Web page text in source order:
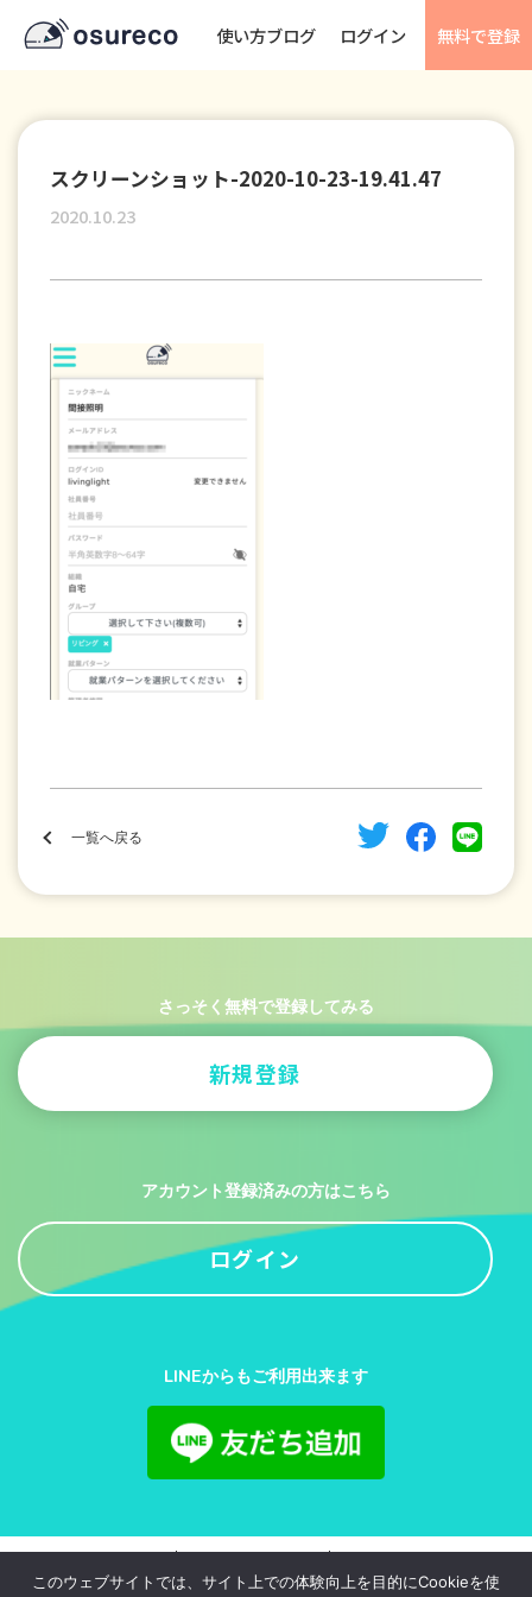
使い方ブログ ログイン 無料で登録
スクリーンショット-2020-10-23-19.41.47
2020.10.23
一覧へ戻る
さっそく無料で登録してみる
新規登録
アカウント登録済みの方はこちら
ログイン
LINEからもご利用出来ます
このウェブサイトでは、サイト上での体験向上を目的にCookieを使